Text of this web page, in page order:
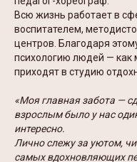
Всю жизнь работает в
воспитателем,
центров. Благодаря
психологию людей — как
приходят в студию
«Моя главная забота —
взрослым было у нас
интересно.
Лично слежу за уютом,
самых вдохновляющих